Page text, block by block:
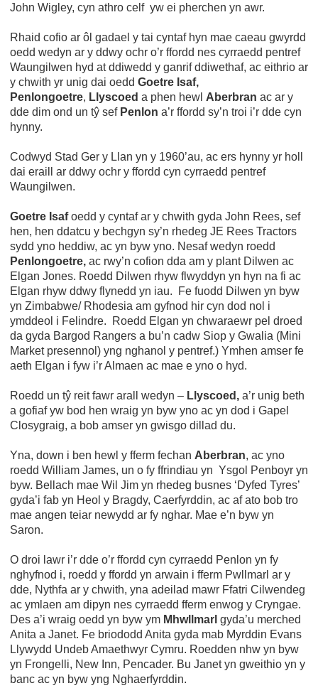
John Wigley, cyn athro celf yw ei pherchen yn awr.
Rhaid cofio ar ôl gadael y tai cyntaf hyn mae caeau gwyrdd
oedd wedyn ar y ddwy ochr o’r ffordd nes cyrraedd pentref
Waungilwen hyd at ddiwedd y ganrif ddiwethaf, ac eithrio ar
y chwith yr unig dai oedd Goetre Isaf,
Penlongoetre, Llyscoed a phen hewl Aberbran ac ar y
dde dim ond un tŷ sef Penlon a’r ffordd sy’n troi i’r dde cyn
hynny.
Codwyd Stad Ger y Llan yn y 1960’au, ac ers hynny yr holl
dai eraill ar ddwy ochr y ffordd cyn cyrraedd pentref
Waungilwen.
Goetre Isafoedd y cyntaf ar y chwith gyda John Rees, sef
hen, hen ddatcu y bechgyn sy’n rhedeg JE Rees Tractors
sydd yno heddiw, ac yn byw yno. Nesaf wedyn roedd
Penlongoetre, ac rwy’n cofion dda am y plant Dilwen ac
Elgan Jones. Roedd Dilwen rhyw flwyddyn yn hyn na fi ac
Elgan rhyw ddwy flynedd yn iau. Fe fuodd Dilwen yn byw
yn Zimbabwe/ Rhodesia am gyfnod hir cyn dod nol i
ymddeol i Felindre. Roedd Elgan yn chwaraewr pel droed
da gyda Bargod Rangers a bu’n cadw Siop y Gwalia (Mini
Market presennol) yng nghanol y pentref.) Ymhen amser fe
aeth Elgan i fyw i’r Almaen ac mae e yno o hyd.
Roedd un tŷ reit fawr arall wedyn – Llyscoed, a’r unig beth
a gofiaf yw bod hen wraig yn byw yno ac yn dod i Gapel
Closygraig, a bob amser yn gwisgo dillad du.
Yna, down i ben hewl y fferm fechan Aberbran, ac yno
roedd William James, un o fy ffrindiau yn Ysgol Penboyr yn
byw. Bellach mae Wil Jim yn rhedeg busnes ‘Dyfed Tyres’
gyda’i fab yn Heol y Bragdy, Caerfyrddin, ac af ato bob tro
mae angen teiar newydd ar fy nghar. Mae e’n byw yn
Saron.
O droi lawr i’r dde o’r ffordd cyn cyrraedd Penlon yn fy
nghyfnod i, roedd y ffordd yn arwain i fferm Pwllmarl ar y
dde, Nythfa ar y chwith, yna adeilad mawr Ffatri Cilwendeg
ac ymlaen am dipyn nes cyrraedd fferm enwog y Cryngae.
Des a’i wraig oedd yn byw ym Mhwllmarl gyda’u merched
Anita a Janet. Fe briododd Anita gyda mab Myrddin Evans
Llywydd Undeb Amaethwyr Cymru. Roedden nhw yn byw
yn Frongelli, New Inn, Pencader. Bu Janet yn gweithio yn y
banc ac yn byw yng Nghaerfyrddin.